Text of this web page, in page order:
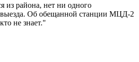
из района, нет ни одного
выезда. Об обещанной станции МЦД-2
не знает."